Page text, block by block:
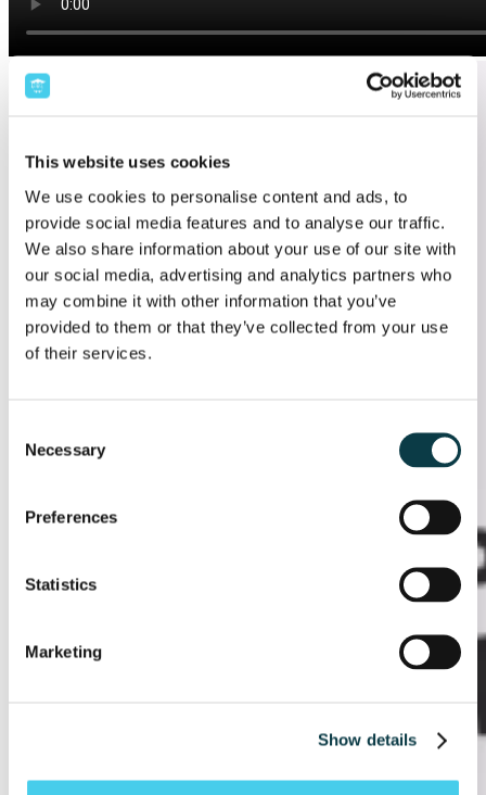
This website uses cookies
We use cookies to personalise content and ads, to
provide social media features and to analyse our traffic.
We also share information about your use of our site with
our social media, advertising and analytics partners who
may combine it with other information that you’ve
provided to them or that they’ve collected from your use
of their services.
Selection
Necessary
Preferences
Statistics
Marketing
Show details